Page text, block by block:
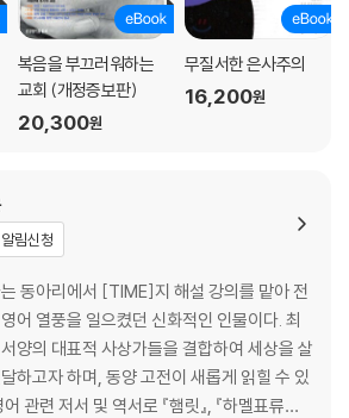
복음을 부끄러워하는
교회 (개정증보판)
20,300원
무질서한 은사주의
16,200원
림신청
는 동아리에서 [TIME]지 해설 강의를 맡아 전
어 열풍을 일으켰던 신화적인 인물이다. 최
양의 대표적 사상가들을 결합하여 세상을 살
하고자 하며, 동양 고전이 새롭게 읽힐 수 있